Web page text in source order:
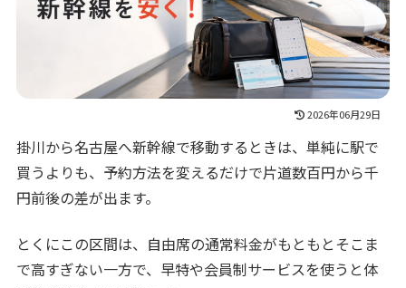
2026年06月29日
掛川から名古屋へ新幹線で移動するときは、単純に駅で
買うよりも、予約方法を変えるだけで片道数百円から千
円前後の差が出ます。
とくにこの区間は、自由席の通常料金がもともとそこま
で高すぎない一方で、早特や会員制サービスを使うと体